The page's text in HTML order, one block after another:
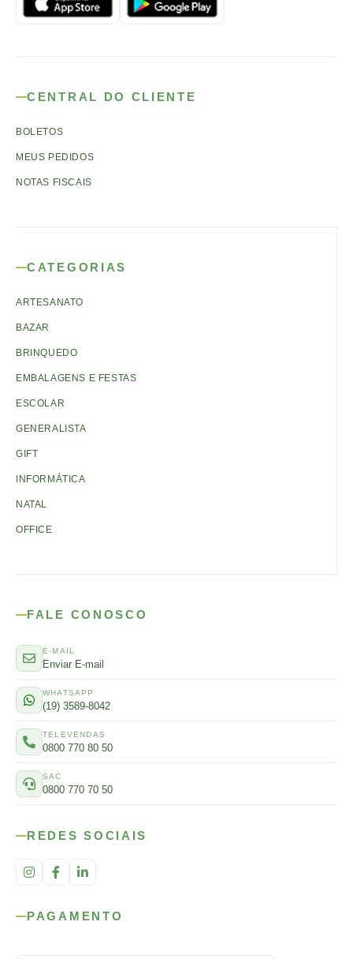
CENTRAL DO CLIENTE
BOLETOS
MEUS PEDIDOS
NOTAS FISCAIS
CATEGORIAS
ARTESANATO
BAZAR
BRINQUEDO
EMBALAGENS E FESTAS
ESCOLAR
GENERALISTA
GIFT
INFORMÁTICA
NATAL
OFFICE
FALE CONOSCO
E-MAIL
Enviar E-mail
WHATSAPP
(19) 3589-8042
TELEVENDAS
0800 770 80 50
SAC
0800 770 70 50
REDES SOCIAIS
PAGAMENTO